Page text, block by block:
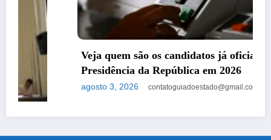
Veja quem são os candidatos já oficializados à
Presidência da República em 2026
agosto 3, 2026 contatoguiadoestado@gmail.com